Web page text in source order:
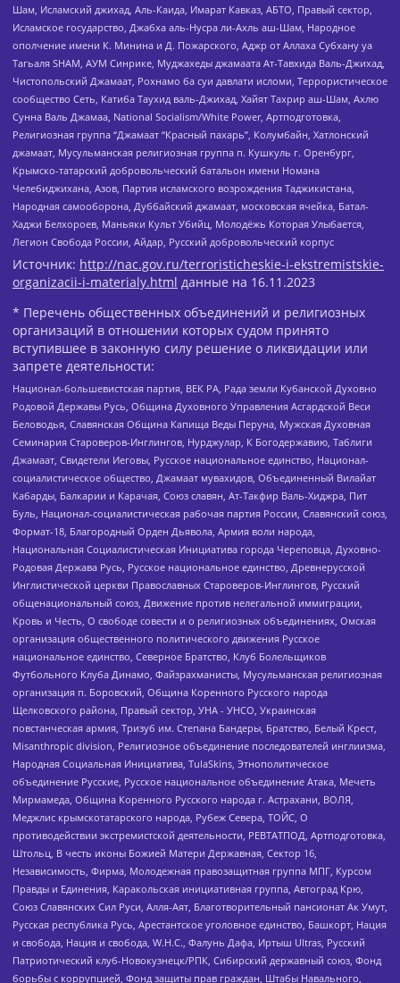
Шам, Исламский джихад, Аль-Каида, Имарат Кавказ, АБТО, Правый сектор,
Исламское государство, Джабха аль-Нусра ли-Ахль аш-Шам, Народное
ополчение имени К. Минина и Д. Пожарского, Аджр от Аллаха Субхану уа
Тагьаля SHAM, АУМ Синрике, Муджахеды джамаата Ат-Тавхида Валь-Джихад,
Чистопольский Джамаат, Рохнамо ба суи давлати исломи, Террористическое
сообщество Сеть, Катиба Таухид валь-Джихад, Хайят Тахрир аш-Шам, Ахлю
Сунна Валь Джамаа, National Socialism/White Power, Артподготовка,
Религиозная группа “Джамаат “Красный пахарь”, Колумбайн, Хатлонский
джамаат, Мусульманская религиозная группа п. Кушкуль г. Оренбург,
Крымско-татарский добровольческий батальон имени Номана
Челебиджихана, Азов, Партия исламского возрождения Таджикистана,
Народная самооборона, Дуббайский джамаат, московская ячейка, Батал-
Хаджи Белхороев, Маньяки Культ Убийц, Молодёжь Которая Улыбается,
Легион Свобода России, Айдар, Русский добровольческий корпус
Источник: http://nac.gov.ru/terroristicheskie-i-ekstremistskie-
organizacii-i-materialy.html данные на 16.11.2023
* Перечень общественных объединений и религиозных
организаций в отношении которых судом принято
вступившее в законную силу решение о ликвидации или
запрете деятельности:
Национал-большевистская партия, ВЕК РА, Рада земли Кубанской Духовно
Родовой Державы Русь, Община Духовного Управления Асгардской Веси
Беловодья, Славянская Община Капища Веды Перуна, Мужская Духовная
Семинария Староверов-Инглингов, Нурджулар, К Богодержавию, Таблиги
Джамаат, Свидетели Иеговы, Русское национальное единство, Национал-
социалистическое общество, Джамаат мувахидов, Объединенный Вилайат
Кабарды, Балкарии и Карачая, Союз славян, Ат-Такфир Валь-Хиджра, Пит
Буль, Национал-социалистическая рабочая партия России, Славянский союз,
Формат-18, Благородный Орден Дьявола, Армия воли народа,
Национальная Социалистическая Инициатива города Череповца, Духовно-
Родовая Держава Русь, Русское национальное единство, Древнерусской
Инглистической церкви Православных Староверов-Инглингов, Русский
общенациональный союз, Движение против нелегальной иммиграции,
Кровь и Честь, О свободе совести и о религиозных объединениях, Омская
организация общественного политического движения Русское
национальное единство, Северное Братство, Клуб Болельщиков
Футбольного Клуба Динамо, Файзрахманисты, Мусульманская религиозная
организация п. Боровский, Община Коренного Русского народа
Щелковского района, Правый сектор, УНА - УНСО, Украинская
повстанческая армия, Тризуб им. Степана Бандеры, Братство, Белый Крест,
Misanthropic division, Религиозное объединение последователей инглиизма,
Народная Социальная Инициатива, TulaSkins, Этнополитическое
объединение Русские, Русское национальное объединение Атака, Мечеть
Мирмамеда, Община Коренного Русского народа г. Астрахани, ВОЛЯ,
Меджлис крымскотатарского народа, Рубеж Севера, ТОЙС, О
противодействии экстремистской деятельности, РЕВТАТПОД, Артподготовка,
Штольц, В честь иконы Божией Матери Державная, Сектор 16,
Независимость, Фирма, Молодежная правозащитная группа МПГ, Курсом
Правды и Единения, Каракольская инициативная группа, Автоград Крю,
Союз Славянских Сил Руси, Алля-Аят, Благотворительный пансионат Ак Умут,
Русская республика Русь, Арестантское уголовное единство, Башкорт, Нация
и свобода, Нация и свобода, W.H.С., Фалунь Дафа, Иртыш Ultras, Русский
Патриотический клуб-Новокузнецк/РПК, Сибирский державный союз, Фонд
борьбы с коррупцией, Фонд защиты прав граждан, Штабы Навального,